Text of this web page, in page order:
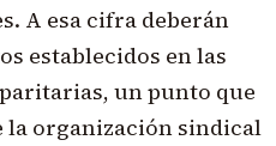
A esa cifra deberán
establecidos en las
un punto que
la organización sindical